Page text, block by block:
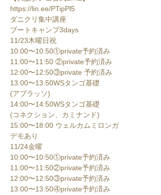
https://lin.ee/PTipPl5
ダニクリ集中講座
ブートキャンプ3days
11/23木曜日祝
10:00〜10:50①private予約済み
11:00〜11:50 ②private予約済み
12:00〜12:50③private 予約済み
13:00〜13:50WSタンゴ基礎
(アブラッソ)
14:00〜14:50WSタンゴ基礎
(コネクション、カミナンド)
15:00〜18:00 ウェルカムミロンガ
デモあり
11/24金曜
10:00〜10:50①private予約済み
11:00〜11:50②private予約済み
12:00〜12:50③private予約済み
13:00〜13:50④private予約済み